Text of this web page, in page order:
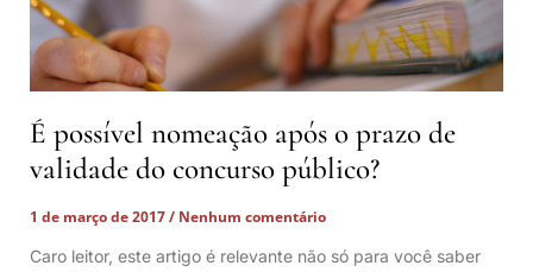
É possível nomeação após o prazo de
validade do concurso público?
1 de março de 2017
Nenhum comentário
Caro leitor, este artigo é relevante não só para você saber